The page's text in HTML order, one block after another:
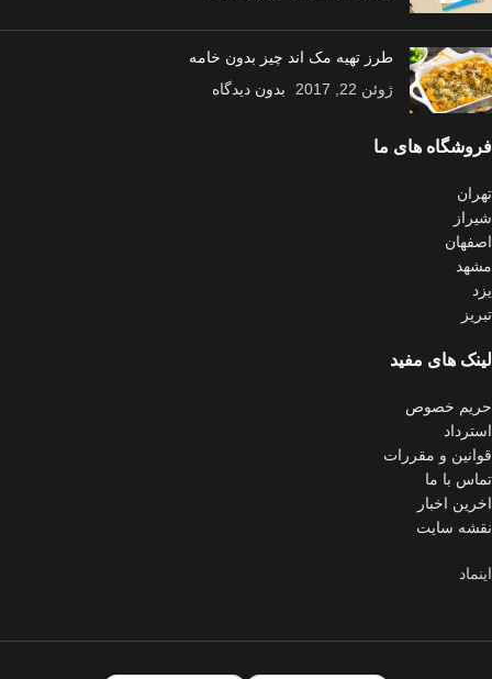
طرز تهیه مک اند چیز بدون خامه
ژوئن 22, 2017
بدون دیدگاه
فروشگاه های ما
تهران
شیراز
اصفهان
مشهد
یزد
تبریز
لینک های مفید
حریم خصوص
استرداد
قوانین و مقررات
تماس با ما
اخرین اخبار
نقشه سایت
اینماد